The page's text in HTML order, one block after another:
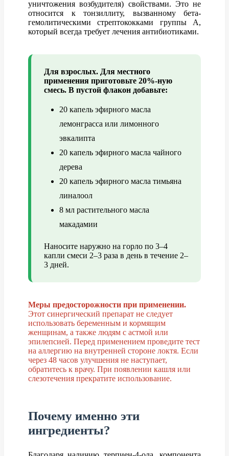
уничтожения возбудителя) свойствами. Это не
относится к тонзиллиту, вызванному бета-
гемолитическими стрептококками группы А,
который всегда требует лечения антибиотиками.
Для взрослых. Для местного
применения приготовьте 20%-ную
смесь. В пустой флакон добавьте:
20 капель эфирного масла
лемонграсса или лимонного
эвкалипта
20 капель эфирного масла чайного
дерева
20 капель эфирного масла тимьяна
линалоол
8 мл растительного масла
макадамии
Наносите наружно на горло по 3–4
капли смеси 2–3 раза в день в течение 2–
3 дней.
Меры предосторожности при применении.
Этот синергический препарат не следует
использовать беременным и кормящим
женщинам, а также людям с астмой или
эпилепсией. Перед применением проведите тест
на аллергию на внутренней стороне локтя. Если
через 48 часов улучшения не наступает,
обратитесь к врачу. При появлении кашля или
слезотечения прекратите использование.
Почему именно эти
ингредиенты?